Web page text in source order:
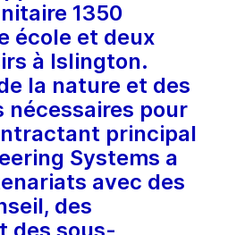
1350
école et deux
à Islington.
la nature et des
nécessaires pour
principal
Systems a
avec des
des